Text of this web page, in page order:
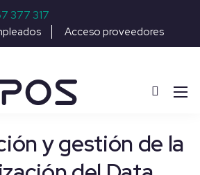
377 317
Acceso proveedores
y gestión de la